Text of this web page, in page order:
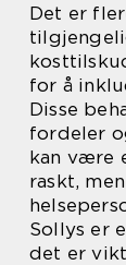
Det er
for å
Disse
fordeler
kan være
raskt,
Sollys er
det er